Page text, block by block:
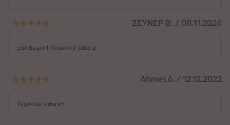
ZEYNEP B. / 08.11.2024
çok başarılı teşekkür ederiz
Ahmet ö. / 12.12.2022
Teşekkür ederim